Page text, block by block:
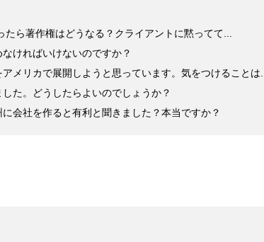
ら著作権はどうなる？クライアントに黙ってて...
ければいけないのですか？
メリカで展開しようと思っています。気をつけることは...
た。どうしたらよいのでしょうか？
会社を作ると有利と聞きました？本当ですか？